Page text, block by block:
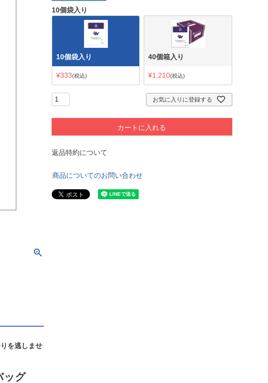
を逃しませ
ッグ
10個袋入り
10個袋入り
¥333 税込
40個箱入り
¥1,210 税込
お気に入りに登録する
カートに入れる
返品特約について
商品についてのお問い合わせ